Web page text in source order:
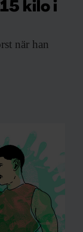
kilo i
när han